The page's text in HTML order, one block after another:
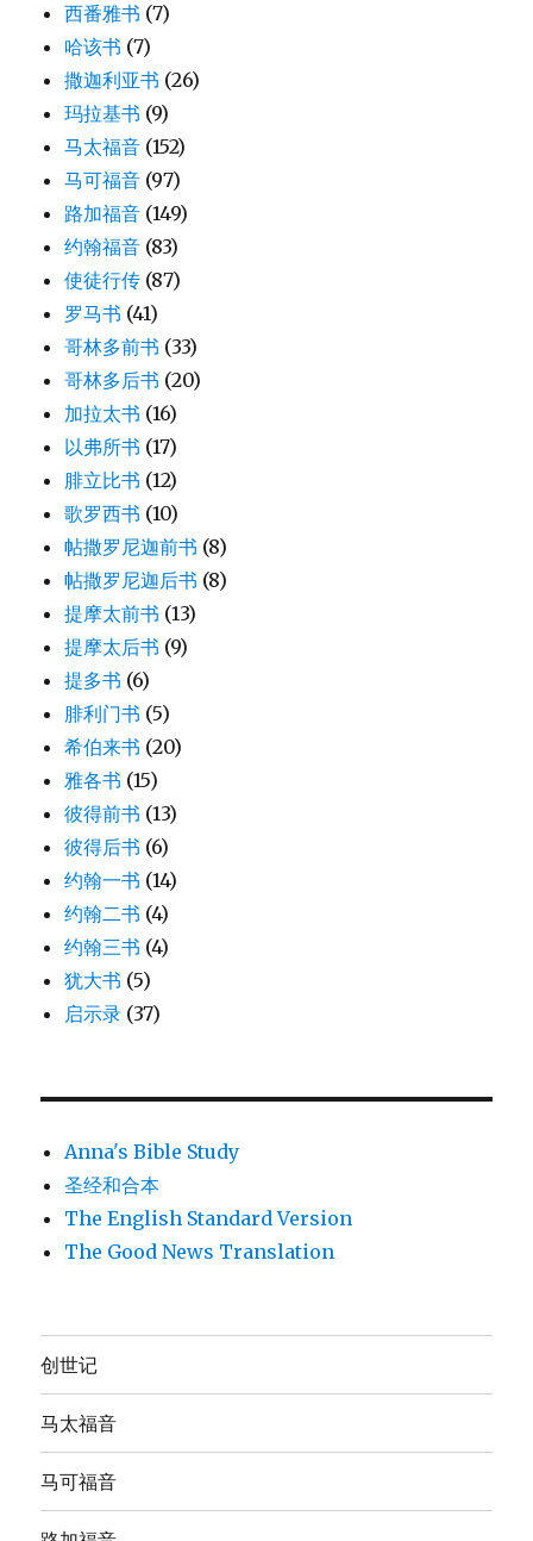
西番雅书 (7)
哈该书 (7)
撒迦利亚书 (26)
玛拉基书 (9)
马太福音 (152)
马可福音 (97)
路加福音 (149)
约翰福音 (83)
使徒行传 (87)
罗马书 (41)
哥林多前书 (33)
哥林多后书 (20)
加拉太书 (16)
以弗所书 (17)
腓立比书 (12)
歌罗西书 (10)
帖撒罗尼迦前书 (8)
帖撒罗尼迦后书 (8)
提摩太前书 (13)
提摩太后书 (9)
提多书 (6)
腓利门书 (5)
希伯来书 (20)
雅各书 (15)
彼得前书 (13)
彼得后书 (6)
约翰一书 (14)
约翰二书 (4)
约翰三书 (4)
犹大书 (5)
启示录 (37)
Anna's Bible Study
圣经和合本
The English Standard Version
The Good News Translation
创世记
马太福音
马可福音